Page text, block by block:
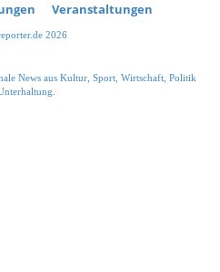
Veranstaltungen
2026
News aus Kultur, Sport, Wirtschaft, Politik